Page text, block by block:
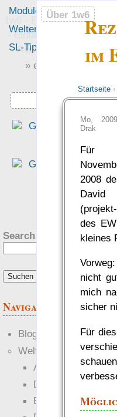
1w6 - Ein Würfel System
- Einfach saubere, freie
Rollenspiel-Regelnim
Startseite›
Mo,
Drak
2008
des
kleines
nicht
mich
sicher
Für
Über 1w6
Module
Welten
SL-Tipps
» einfach saubere «
Über 1w6
Downloads
?
Search this site:
Navigation
Blogs
Welten
Ante Portas
Die neuen Lande
EWS-X